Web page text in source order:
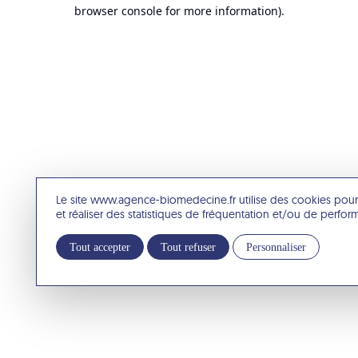
Le site www.agence-biomedecine.fr utilise des cookies
et réaliser des statistiques de fréquentation et/ou de
Tout accepter Tout refuser Personnaliser
browser console for more information).